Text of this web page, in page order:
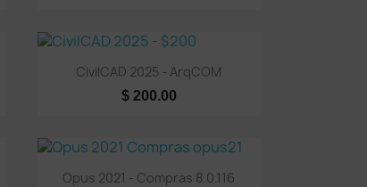
Vista rápida
CivilCAD 2025 - ArqCOM
$ 200.00
Vista rápida
Opus 2021 - Compras 8.0.116